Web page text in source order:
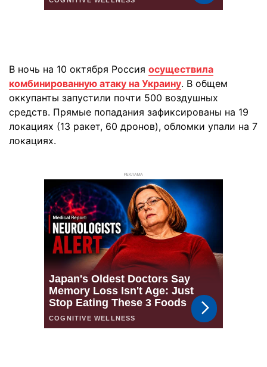
В ночь на 10 октября Россия осуществила
комбинированную атаку на Украину. В общем
оккупанты запустили почти 500 воздушных
средств. Прямые попадания зафиксированы на 19
локациях (13 ракет, 60 дронов), обломки упали на 7
локациях.
РЕКЛАМА